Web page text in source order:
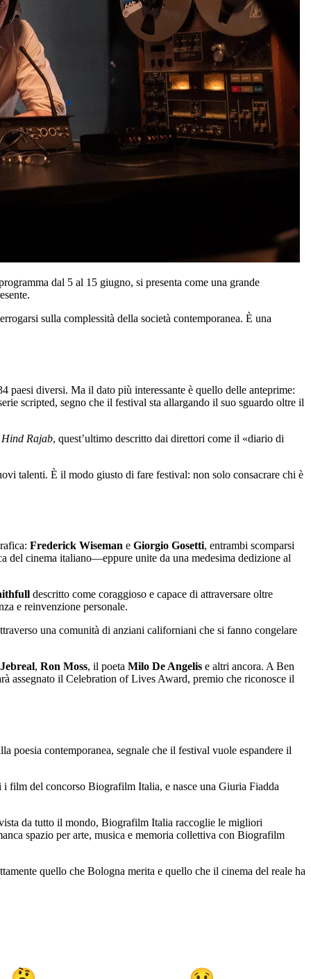
dal 5 al 15 giugno, si presenta come una grande
sulla complessità della società contemporanea. È una
diversi. Ma il dato più interessante è quello delle anteprime:
scripted, segno che il festival sta allargando il suo sguardo oltre il
Hind Rajab, quest’ultimo descritto dai direttori come il «diario di
talenti. È il modo giusto di fare festival: non solo consacrare chi è
Frederick Wiseman e Giorgio Gosetti, entrambi scomparsi
del cinema italiano—eppure unite da una medesima dedizione al
descritto come coraggioso e capace di attraversare oltre
e reinvenzione personale.
una comunità di anziani californiani che si fanno congelare
, Ron Moss, il poeta Milo De Angelis e altri ancora. A Ben
assegnato il Celebration of Lives Award, premio che riconosce il
contemporanea, segnale che il festival vuole espandere il
film del concorso Biografilm Italia, e nasce una Giuria Fiadda
da tutto il mondo, Biografilm Italia raccoglie le migliori
spazio per arte, musica e memoria collettiva con Biografilm
quello che Bologna merita e quello che il cinema del reale ha